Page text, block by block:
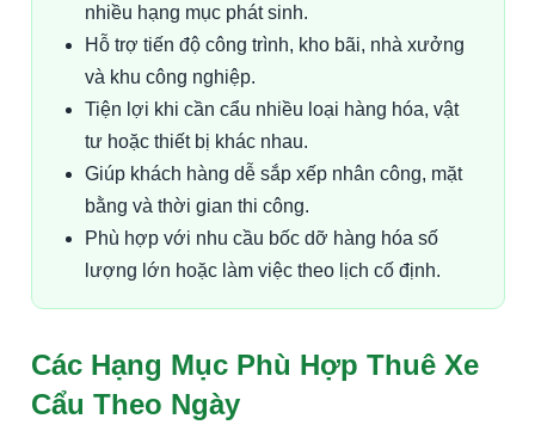
nhiều hạng mục phát sinh.
Hỗ trợ tiến độ công trình, kho bãi, nhà xưởng
và khu công nghiệp.
Tiện lợi khi cần cẩu nhiều loại hàng hóa, vật
tư hoặc thiết bị khác nhau.
Giúp khách hàng dễ sắp xếp nhân công, mặt
bằng và thời gian thi công.
Phù hợp với nhu cầu bốc dỡ hàng hóa số
lượng lớn hoặc làm việc theo lịch cố định.
Các Hạng Mục Phù Hợp Thuê Xe
Cẩu Theo Ngày